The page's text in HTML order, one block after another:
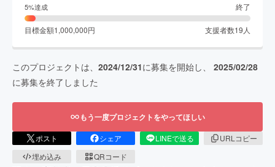
5%達成 終了
目標金額1,000,000円 支援者数19 人
このプロジェクトは、 2024/12/31に募集を開始し、 2025/02/28
に募集を終了しました
もう一度プロジェクトをやってほしい
ポスト シェア LINEで送る
URLコピー
埋め込み
QRコード